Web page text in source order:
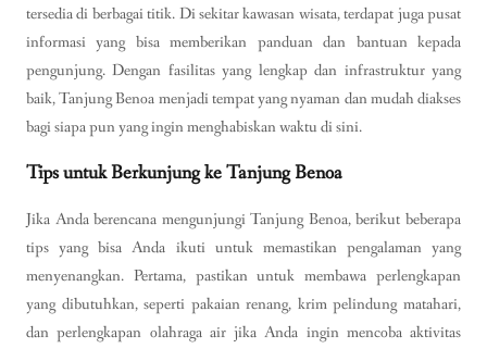
tersedia di berbagai titik. Di sekitar kawasan wisata, terdapat juga pusat
informasi yang bisa memberikan panduan dan bantuan kepada
pengunjung. Dengan fasilitas yang lengkap dan infrastruktur yang
baik, Tanjung Benoa menjadi tempat yang nyaman dan mudah diakses
bagi siapa pun yang ingin menghabiskan waktu di sini.
Tips untuk Berkunjung ke Tanjung Benoa
Jika Anda berencana mengunjungi Tanjung Benoa, berikut beberapa
tips yang bisa Anda ikuti untuk memastikan pengalaman yang
menyenangkan. Pertama, pastikan untuk membawa perlengkapan
yang dibutuhkan, seperti pakaian renang, krim pelindung matahari,
dan perlengkapan olahraga air jika Anda ingin mencoba aktivitas